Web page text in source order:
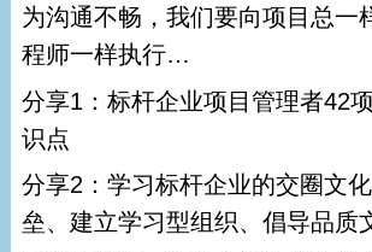
为沟通不畅，我们要向项目总一
程师一样执行…
分享1：标杆企业项目管理者42
识点
分享2：学习标杆企业的交圈文
垒、建立学习型组织、倡导品质